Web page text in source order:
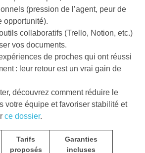
(pression de l’agent, peur de
opportunité).
collaboratifs (Trello, Notion, etc.)
vos documents.
de proches qui ont réussi
: leur retour est un vrai gain de
découvrez comment réduire le
votre équipe et favoriser stabilité et
ce dossier.
Tarifs
proposés
Garanties
incluses